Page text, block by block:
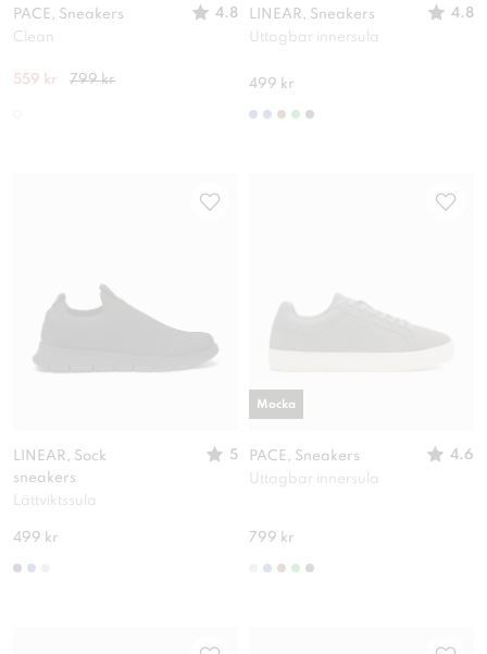
PACE, Sneakers
4.8
Clean
559 kr 799 kr
LINEAR, Sneakers
4.8
Uttagbar innersula
499 kr
LINEAR, Sock
sneakers
5
Lättviktssula
499 kr
PACE, Sneakers
4.6
Uttagbar innersula
799 kr
Mocka